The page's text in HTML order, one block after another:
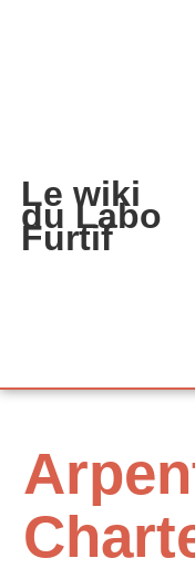
Aller au
Le wiki
du Labo
Furtif